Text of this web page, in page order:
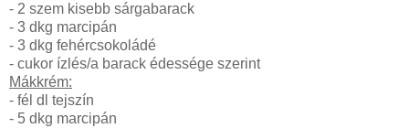
- 2 szem kisebb sárgabarack
- 3 dkg marcipán
- 3 dkg fehércsokoládé
- cukor ízlés/a barack édessége szerint
Mákkrém:
- fél dl tejszín
- 5 dkg marcipán